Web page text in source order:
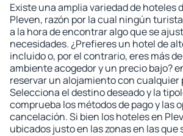
Existe una amplia variedad de hoteles
Pleven, razón por la cual ningún
a la hora de encontrar algo que se
necesidades. ¿Prefieres un hotel de
incluido o, por el contrario, eres más
ambiente acogedor y un precio bajo?
reservar un alojamiento con cualquier
Selecciona el destino deseado y la
comprueba los métodos de pago y las
cancelación. Si bien los hoteles en
ubicados justo en las zonas en las que